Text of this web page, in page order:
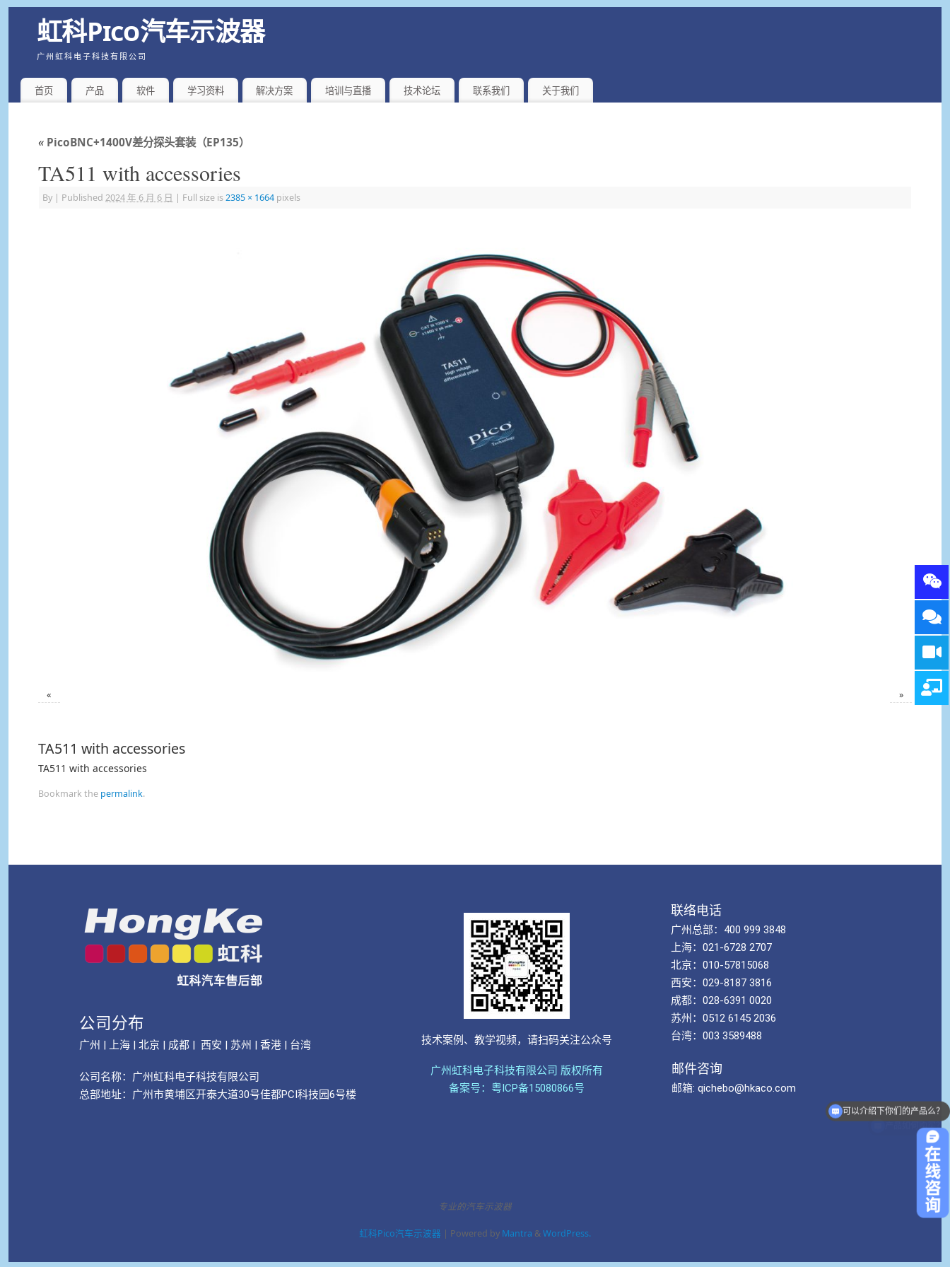
虹科Pico汽车示波器
广州虹科电子科技有限公司
首页 产品 软件 学习资料 解决方案 培训与直播 技术论坛 联系我们 关于我们
« PicoBNC+1400V差分探头套装（EP135）
TA511 with accessories
By | Published 2024 年 6 月 6 日 | Full size is2385 × 1664 pixels
« »
TA511 with accessories
TA511 with accessories
Bookmark the permalink.
公司分布
广州 | 上海 | 北京 | 成都 | 西安 | 苏州 | 香港 | 台湾
公司名称： 广州虹科电子科技有限公司
总部地址：广州市黄埔区开泰大道30号佳都PCI科技园6号楼
技术案例、教学视频，请扫码关注公众号
广州虹科电子科技有限公司 版权所有
备案号：粤ICP备15080866号
联络电话
广州总部：400 999 3848
上海：021-6728 2707
北京：010-57815068
西安：029-8187 3816
成都：028-6391 0020
苏州：0512 6145 2036
台湾：003 3589488
邮件咨询
邮箱: qichebo@hkaco.com
专业的汽车示波器
虹科Pico汽车示波器 | Powered by Mantra &WordPress.
产品如何购买？